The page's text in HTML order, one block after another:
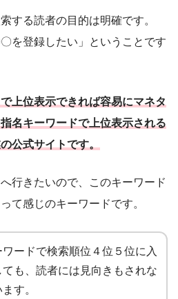
する読者の目的は明確です。
を登録したい」ということです
上位表示できれば容易にマネタ
名キーワードで上位表示される
公式サイトです。
行きたいので、このキーワード
て感じのキーワードです。
ードで検索順位４位５位に入
ても、読者には見向きもされな
す。